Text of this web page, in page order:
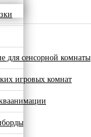
для сенсорной комнаты
игровых комнат